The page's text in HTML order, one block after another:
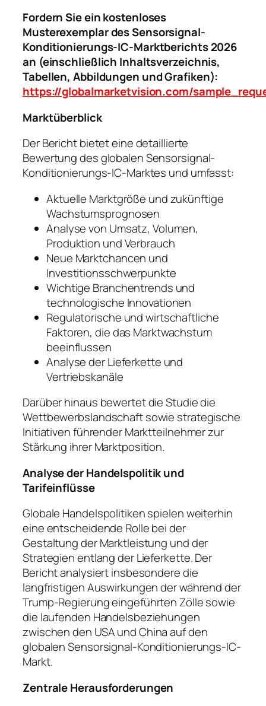
Fordern Sie ein kostenloses
Musterexemplar des Sensorsignal-
Konditionierungs-IC-Marktberichts 2026
an (einschließlich Inhaltsverzeichnis,
Tabellen, Abbildungen und Grafiken):
https://globalmarketvision.com/
Marktüberblick
Der Bericht bietet eine detaillierte
Bewertung des globalen Sensorsignal-
Konditionierungs-IC-Marktes und umfasst:
Aktuelle Marktgröße und zukünftige
Wachstumsprognosen
Analyse von Umsatz, Volumen,
Produktion und Verbrauch
Neue Marktchancen und
Investitionsschwerpunkte
Wichtige Branchentrends und
technologische Innovationen
Regulatorische und wirtschaftliche
Faktoren, die das Marktwachstum
beeinflussen
Analyse der Lieferkette und
Vertriebskanäle
Darüber hinaus bewertet die Studie die
Wettbewerbslandschaft sowie strategische
Initiativen führender Marktteilnehmer zur
Stärkung ihrer Marktposition.
Analyse der Handelspolitik und
Tarifeinflüsse
Globale Handelspolitiken spielen weiterhin
eine entscheidende Rolle bei der
Gestaltung der Marktleistung und der
Strategien entlang der Lieferkette. Der
Bericht analysiert insbesondere die
langfristigen Auswirkungen der während der
Trump-Regierung eingeführten Zölle sowie
die laufenden Handelsbeziehungen
zwischen den USA und China auf den
globalen Sensorsignal-Konditionierungs-IC-
Markt.
Zentrale Herausforderungen